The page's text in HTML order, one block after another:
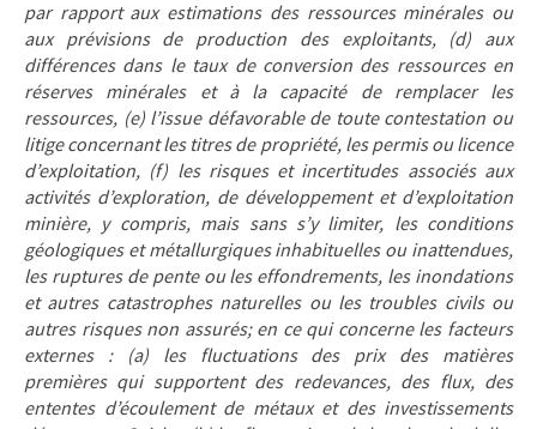
par rapport aux estimations des ressources minérales ou
aux prévisions de production des exploitants, (d) aux
différences dans le taux de conversion des ressources en
réserves minérales et à la capacité de remplacer les
ressources, (e) l’issue défavorable de toute contestation ou
litige concernant les titres de propriété, les permis ou licence
d’exploitation, (f) les risques et incertitudes associés aux
activités d’exploration, de développement et d’exploitation
minière, y compris, mais sans s’y limiter, les conditions
géologiques et métallurgiques inhabituelles ou inattendues,
les ruptures de pente ou les effondrements, les inondations
et autres catastrophes naturelles ou les troubles civils ou
autres risques non assurés; en ce qui concerne les facteurs
externes : (a) les fluctuations des prix des matières
premières qui supportent des redevances, des flux, des
ententes d’écoulement de métaux et des investissements